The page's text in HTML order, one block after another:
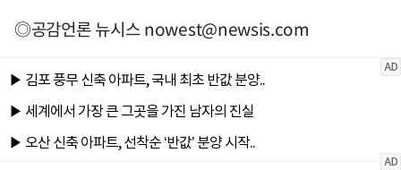
◎공감언론 뉴시스nowest@newsis.com